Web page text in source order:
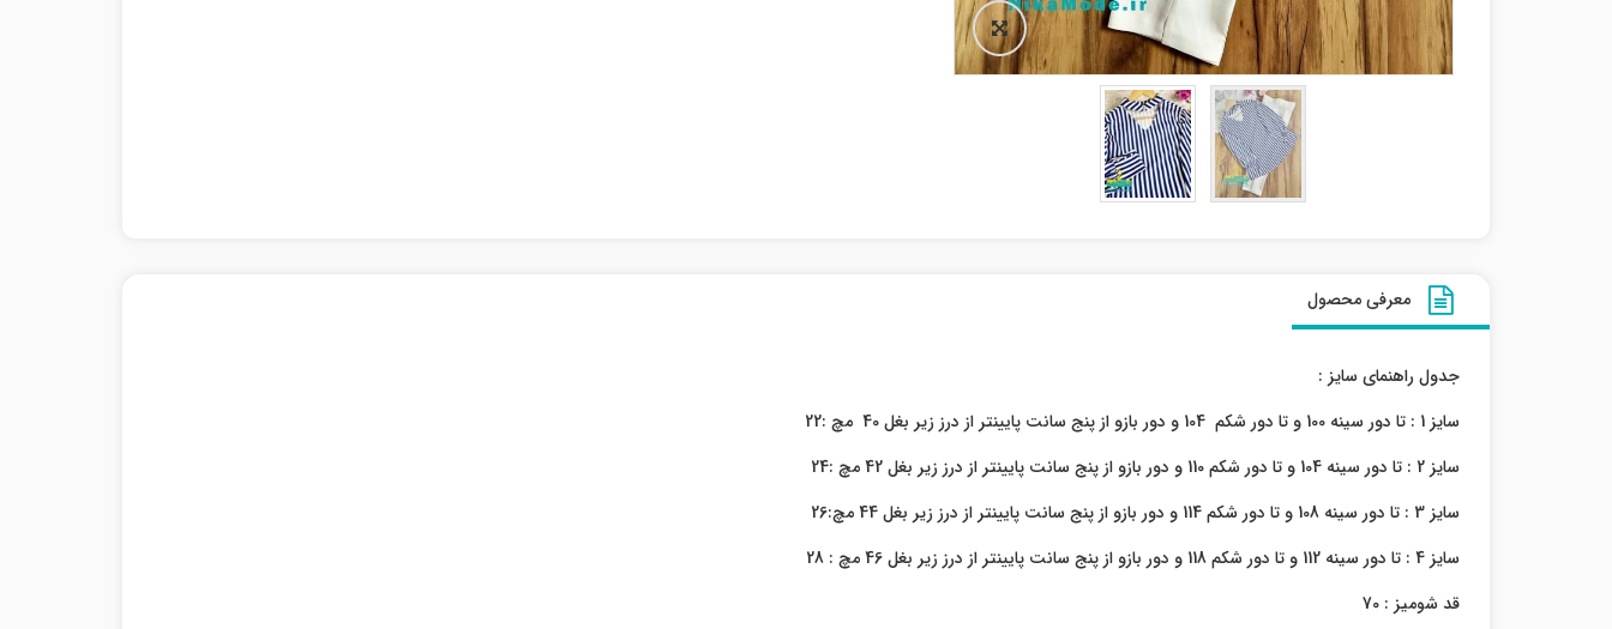
معرفی محصول
جدول راهنمای سایز :
سایز 1 : تا دور سینه 100 و تا دور شکم 104 و دور بازو از پنج سانت پایینتر از درز زیر بغل 40 مچ :22
سایز 2 : تا دور سینه 104 و تا دور شکم 110 و دور بازو از پنج سانت پایینتر از درز زیر بغل 42 مچ :24
سایز 3 : تا دور سینه 108 و تا دور شکم 114 و دور بازو از پنج سانت پایینتر از درز زیر بغل 44 مچ:26
سایز 4 : تا دور سینه 112 و تا دور شکم 118 و دور بازو از پنج سانت پایینتر از درز زیر بغل 46 مچ : 28
قد شومیز : 70